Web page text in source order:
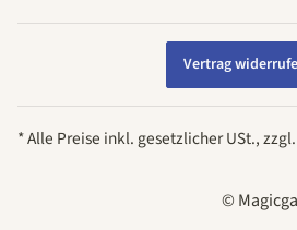
Vertrag
* Alle Preise inkl. gesetzlicher USt., zzgl.
©